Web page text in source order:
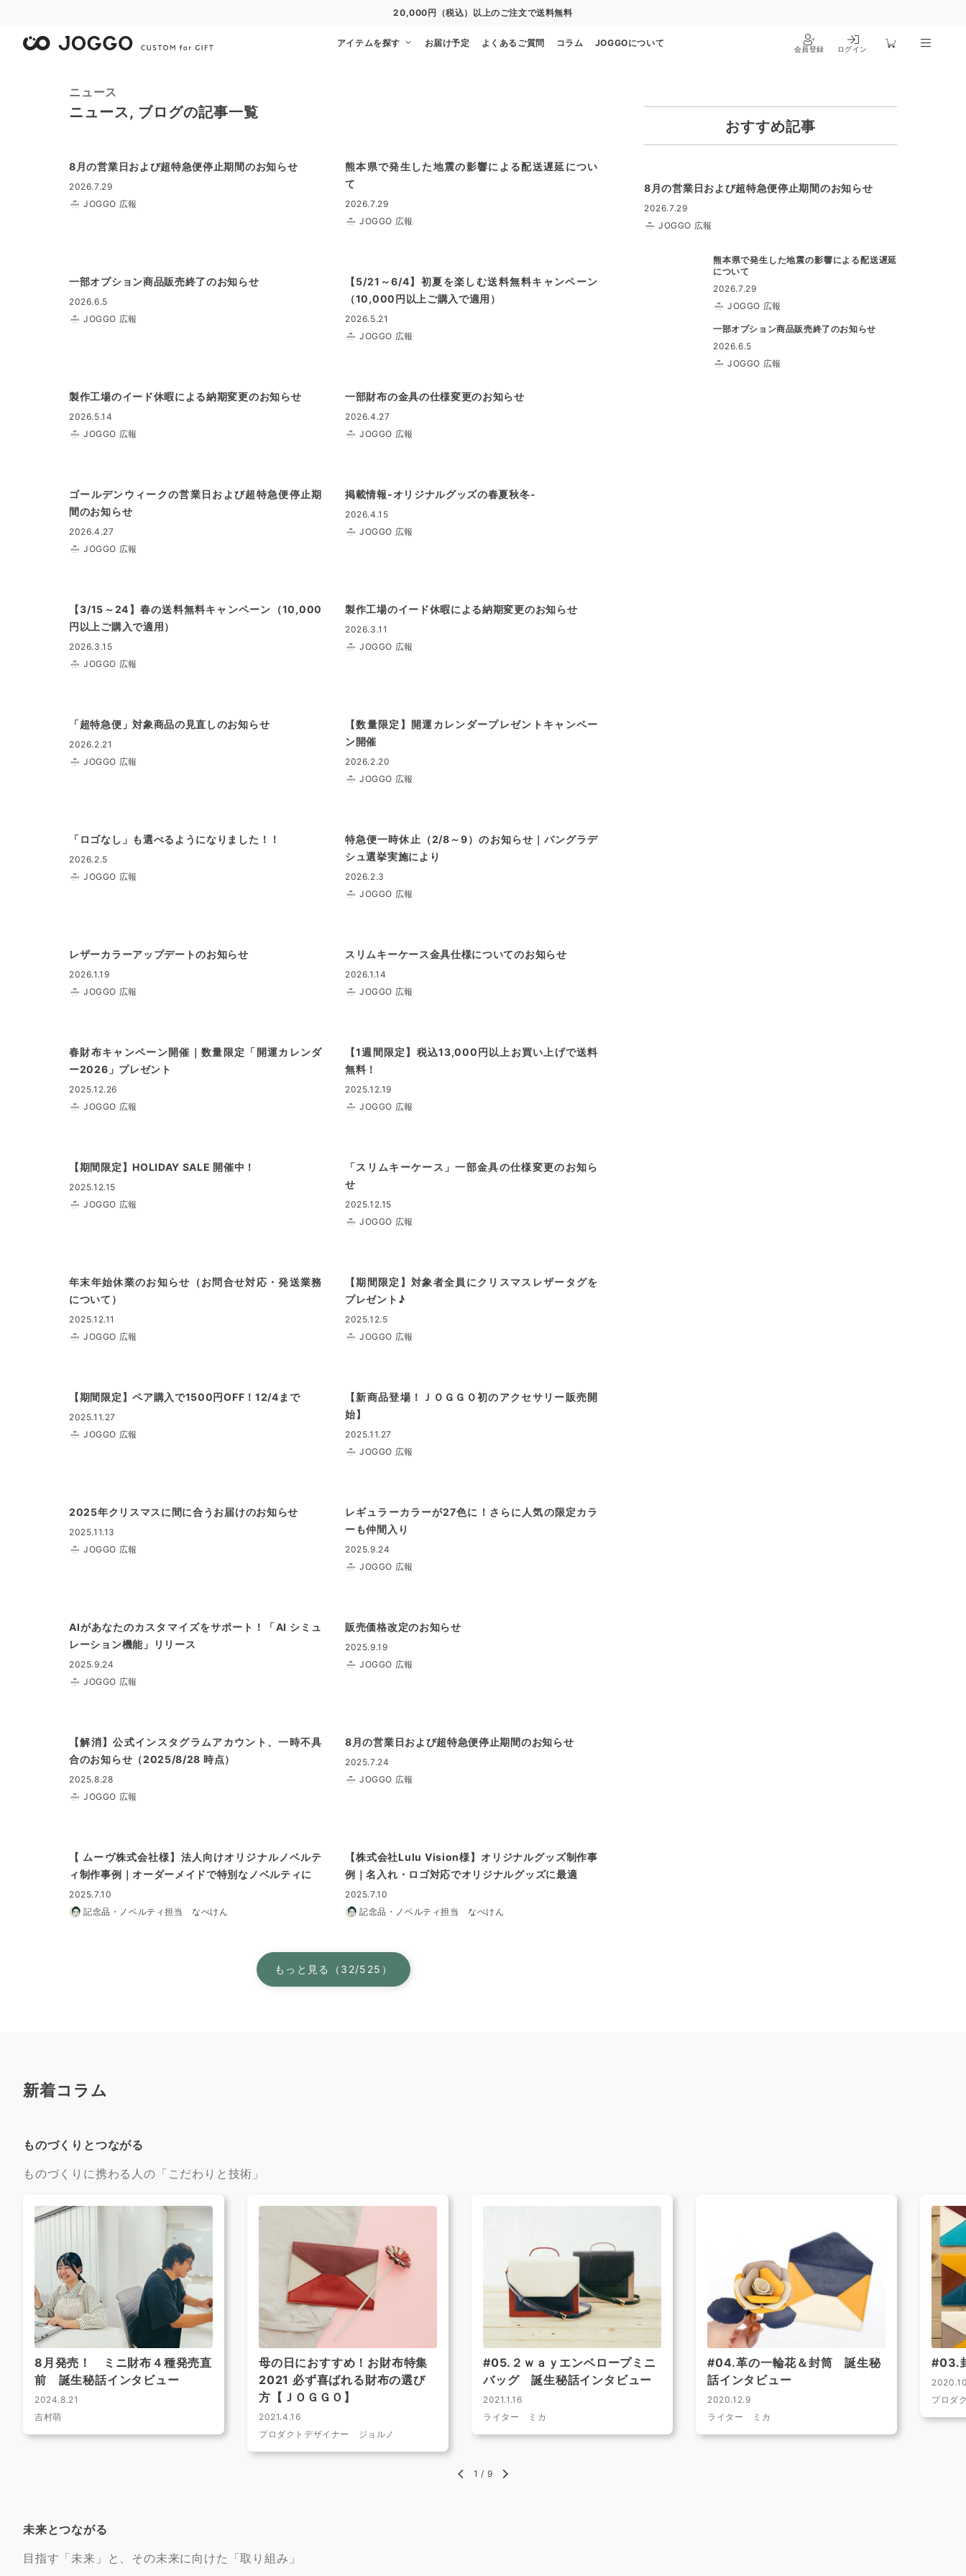
20,000円（税込）以上のご注文で送料無料
アイテムを探す お届け予定 よくあるご質問 コラム JOGGOについて
会員登録 ログイン
ニュース
ニュース, ブログの記事一覧
8月の営業日および超特急便停止期間のお知らせ
2026.7.29
JOGGO 広報
熊本県で発生した地震の影響による配送遅延につい
て
2026.7.29
JOGGO 広報
一部オプション商品販売終了のお知らせ
2026.6.5
JOGGO 広報
【5/21～6/4】初夏を楽しむ送料無料キャンペーン
（10,000円以上ご購入で適用）
2026.5.21
JOGGO 広報
製作工場のイード休暇による納期変更のお知らせ
2026.5.14
JOGGO 広報
一部財布の金具の仕様変更のお知らせ
2026.4.27
JOGGO 広報
ゴールデンウィークの営業日および超特急便停止期
間のお知らせ
2026.4.27
JOGGO 広報
掲載情報-オリジナルグッズの春夏秋冬-
2026.4.15
JOGGO 広報
【3/15～24】春の送料無料キャンペーン（10,000
円以上ご購入で適用）
2026.3.15
JOGGO 広報
製作工場のイード休暇による納期変更のお知らせ
2026.3.11
JOGGO 広報
「超特急便」対象商品の見直しのお知らせ
2026.2.21
JOGGO 広報
【数量限定】開運カレンダープレゼントキャンペー
ン開催
2026.2.20
JOGGO 広報
「ロゴなし」も選べるようになりました！！
2026.2.5
JOGGO 広報
特急便一時休止（2/8～9）のお知らせ｜バングラデ
シュ選挙実施により
2026.2.3
JOGGO 広報
レザーカラーアップデートのお知らせ
2026.1.19
JOGGO 広報
スリムキーケース金具仕様についてのお知らせ
2026.1.14
JOGGO 広報
春財布キャンペーン開催｜数量限定「開運カレンダ
ー2026」プレゼント
2025.12.26
JOGGO 広報
【1週間限定】税込13,000円以上お買い上げで送料
無料！
2025.12.19
JOGGO 広報
【期間限定】HOLIDAY SALE 開催中！
2025.12.15
JOGGO 広報
「スリムキーケース」一部金具の仕様変更のお知ら
せ
2025.12.15
JOGGO 広報
年末年始休業のお知らせ（お問合せ対応・発送業務
について）
2025.12.11
JOGGO 広報
【期間限定】対象者全員にクリスマスレザータグを
プレゼント♪
2025.12.5
JOGGO 広報
【期間限定】ペア購入で1500円OFF！12/4まで
2025.11.27
JOGGO 広報
【新商品登場！ＪＯＧＧＯ初のアクセサリー販売開
始】
2025.11.27
JOGGO 広報
2025年クリスマスに間に合うお届けのお知らせ
2025.11.13
JOGGO 広報
レギュラーカラーが27色に！さらに人気の限定カラ
ーも仲間入り
2025.9.24
JOGGO 広報
AIがあなたのカスタマイズをサポート！「AI シミュ
レーション機能」リリース
2025.9.24
JOGGO 広報
販売価格改定のお知らせ
2025.9.19
JOGGO 広報
【解消】公式インスタグラムアカウント、一時不具
合のお知らせ（2025/8/28 時点）
2025.8.28
JOGGO 広報
8月の営業日および超特急便停止期間のお知らせ
2025.7.24
JOGGO 広報
【 ムーヴ株式会社様】法人向けオリジナルノベルテ
ィ制作事例｜オーダーメイドで特別なノベルティに
2025.7.10
記念品・ノベルティ担当 なべけん
【株式会社Lulu Vision様】オリジナルグッズ制作事
例｜名入れ・ロゴ対応でオリジナルグッズに最適
2025.7.10
記念品・ノベルティ担当 なべけん
もっと見る（32/525）
おすすめ記事
8月の営業日および超特急便停止期間のお知らせ
2026.7.29
JOGGO 広報
熊本県で発生した地震の影響による配送遅延
について
2026.7.29
JOGGO 広報
一部オプション商品販売終了のお知らせ
2026.6.5
JOGGO 広報
新着コラム
ものづくりとつながる
ものづくりに携わる人の「こだわりと技術」
8月発売！ ミニ財布４種発売直
前 誕生秘話インタビュー
2024.8.21
吉村萌
母の日におすすめ！お財布特集
2021 必ず喜ばれる財布の選び
方【ＪＯＧＧＯ】
2021.4.16
プロダクトデザイナー ジョルノ
#05.２ｗａｙエンベロープミニ
バッグ 誕生秘話インタビュー
2021.1.16
ライター ミカ
#04.革の一輪花＆封筒 誕生秘
話インタビュー
2020.12.9
ライター ミカ
#03.
プロダ
1 / 9
未来とつながる
目指す「未来」と、その未来に向けた「取り組み」